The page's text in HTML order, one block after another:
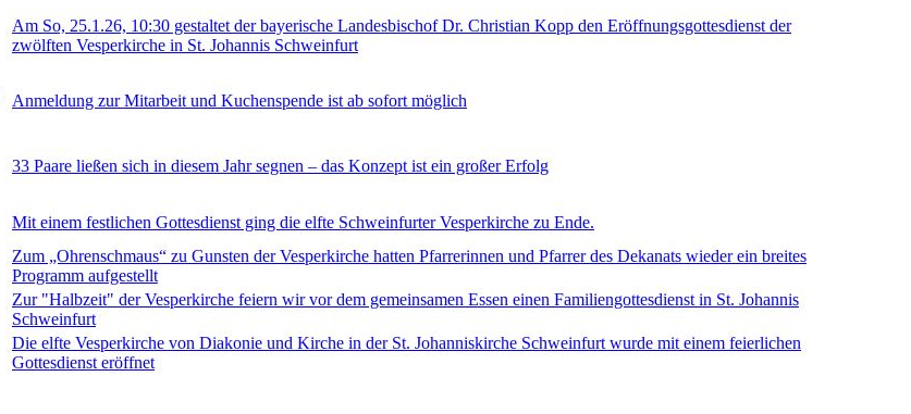
Am So, 25.1.26, 10:30 gestaltet der bayerische Landesbischof Dr. Christian Kopp den Eröffnungsgottesdienst der
zwölften Vesperkirche in St. Johannis Schweinfurt
Anmeldung zur Mitarbeit und Kuchenspende ist ab sofort möglich
33 Paare ließen sich in diesem Jahr segnen – das Konzept ist ein großer Erfolg
Mit einem festlichen Gottesdienst ging die elfte Schweinfurter Vesperkirche zu Ende.
Zum „Ohrenschmaus“ zu Gunsten der Vesperkirche hatten Pfarrerinnen und Pfarrer des Dekanats wieder ein breites
Programm aufgestellt
Zur "Halbzeit" der Vesperkirche feiern wir vor dem gemeinsamen Essen einen Familiengottesdienst in St. Johannis
Schweinfurt
Die elfte Vesperkirche von Diakonie und Kirche in der St. Johanniskirche Schweinfurt wurde mit einem feierlichen
Gottesdienst eröffnet